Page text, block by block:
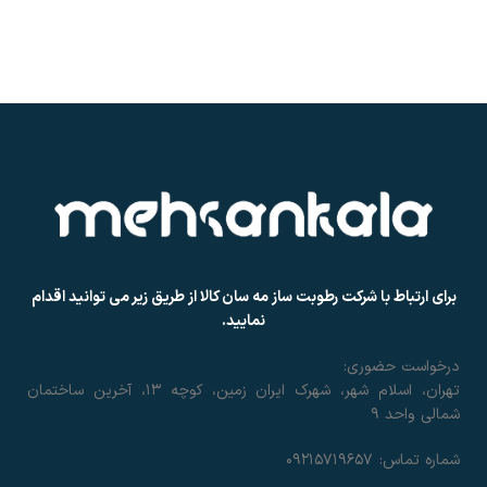
برای ارتباط با شرکت رطوبت ساز مه سان کالا از طریق زیر می توانید اقدام
نمایید.
درخواست حضوری:
تهران، اسلام شهر، شهرک ایران زمین، کوچه ۱۳، آخرین ساختمان
شمالی واحد ۹
شماره تماس: ۰۹۲۱۵۷۱۹۶۵۷